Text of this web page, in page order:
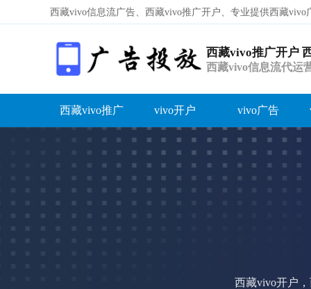
西藏vivo信息流广告、西藏vivo推广开户、专业提供西藏
西藏vivo推广开户
西藏vivo信息流代运
西藏vivo推广 vivo开户 vivo广告
西藏vivo开户